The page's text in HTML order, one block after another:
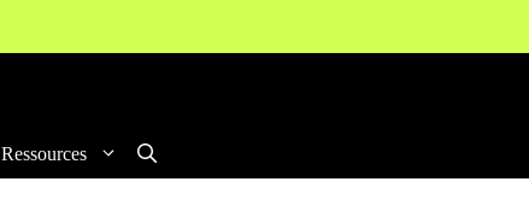
Ressources